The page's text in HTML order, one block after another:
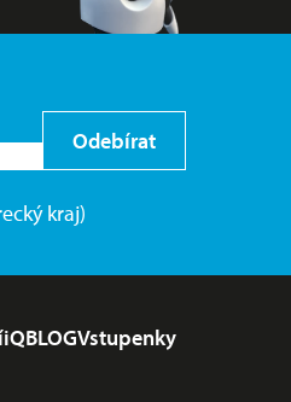
Odebírat
kraj)
iQBLOGVstupenky